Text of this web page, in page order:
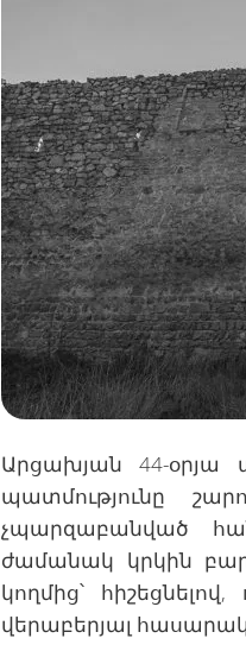
Արցախյան 44-
պատմությունը
չպարզաբանված
ժամանակ կրկին
կողմից՝
վերաբերյալ